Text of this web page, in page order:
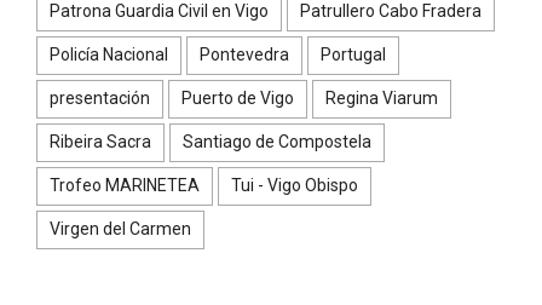
Patrona Guardia Civil en Vigo Patrullero Cabo Fradera
Policía Nacional Pontevedra Portugal
presentación Puerto de Vigo Regina Viarum
Ribeira Sacra Santiago de Compostela
Trofeo MARINETEA Tui - Vigo Obispo
Virgen del Carmen